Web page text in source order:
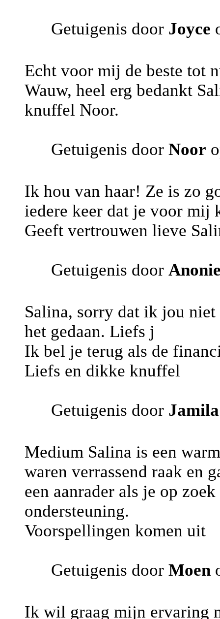
Getuigenis door Joyce
Echt voor mij de beste tot
Wauw, heel erg bedankt
knuffel Noor.
Getuigenis door Noor
Ik hou van haar! Ze is zo
iedere keer dat je voor mij
Geeft vertrouwen lieve
Getuigenis door
Salina, sorry dat ik jou
het gedaan. Liefs j
Ik bel je terug als de
Liefs en dikke knuffel
Getuigenis door
Medium Salina is een
waren verrassend raak en
een aanrader als je op
ondersteuning.
Voorspellingen komen uit
Getuigenis door Moen
Ik wil graag mijn ervaring